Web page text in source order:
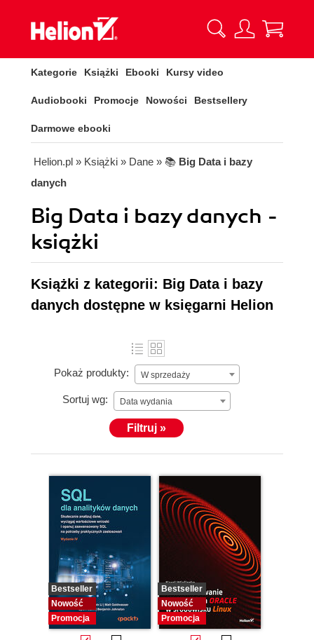
Kategorie Książki Ebooki Kursy video
Audiobooki Promocje Nowości Bestsellery
Darmowe ebooki
Helion.pl » Książki » Dane » 📚 Big Data i bazy
danych
Big Data i bazy danych -
książki
Książki z kategorii: Big Data i bazy
danych dostępne w księgarni Helion
Pokaż produkty: W sprzedaży
Sortuj wg: Data wydania
Filtruj »
Bestseller
Nowość
Promocja
Bestseller
Nowość
Promocja